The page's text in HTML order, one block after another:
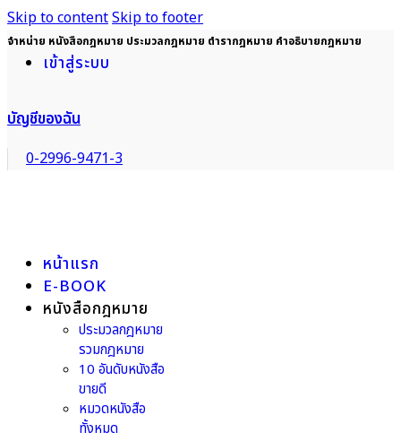
Skip to contentSkip to footer
จำหน่าย หนังสือกฎหมาย ประมวลกฎหมาย ตำรากฎหมาย คำอธิบายกฎหมาย
เข้าสู่ระบบ
บัญชีของฉัน
0-2996-9471-3
หน้าแรก
E-BOOK
หนังสือกฎหมาย
ประมวลกฎหมาย
รวมกฎหมาย
10 อันดับหนังสือ
ขายดี
หมวดหนังสือ
ทั้งหมด